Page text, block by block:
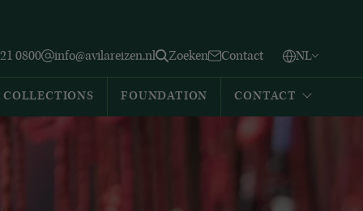
0800 info@avilareizen.nl Zoeken Contact NL
Español
COLLECTIONS FOUNDATION CONTACT